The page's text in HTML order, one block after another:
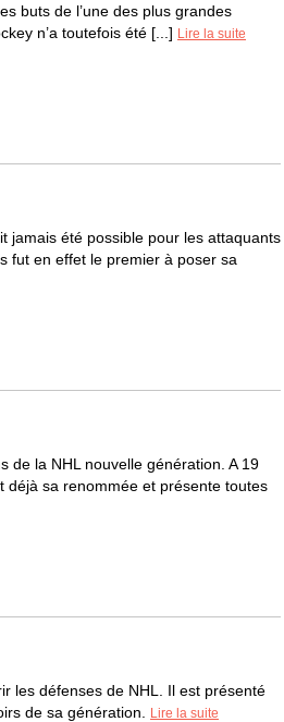
buts de l’une des plus grandes
n’a toutefois été [...] Lire la suite
jamais été possible pour les attaquants
fut en effet le premier à poser sa
de la NHL nouvelle génération. A 19
déjà sa renommée et présente toutes
les défenses de NHL. Il est présenté
de sa génération.
Lire la suite